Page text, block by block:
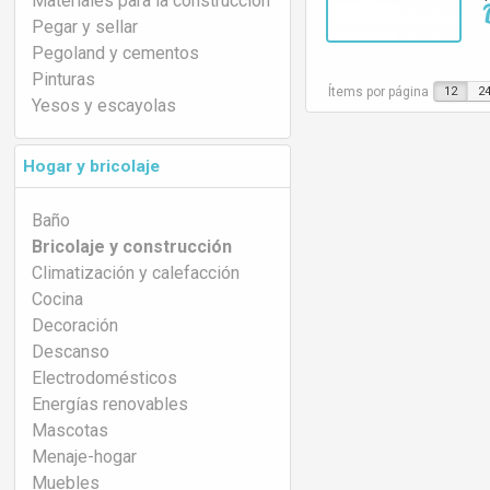
Pegar y sellar
Pegoland y cementos
Pinturas
Yesos y escayolas
Hogar y bricolaje
Baño
Bricolaje y construcción
Climatización y calefacción
Cocina
Decoración
Descanso
Electrodomésticos
Energías renovables
Mascotas
Menaje-hogar
Muebles
Ítems por página 12